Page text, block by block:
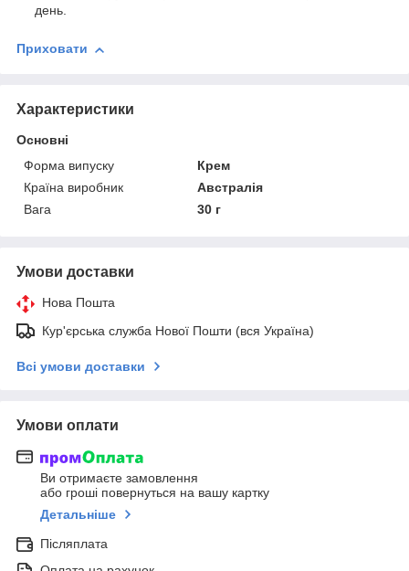
день.
Приховати
Характеристики
Основні
Форма випуску
Крем
Країна виробник
Австралія
Вага
30 г
Умови доставки
Нова Пошта
Кур'єрська служба Нової Пошти (вся Україна)
Всі умови доставки
Умови оплати
Ви отримаєте замовлення
або гроші повернуться на вашу картку
Детальніше
Післяплата